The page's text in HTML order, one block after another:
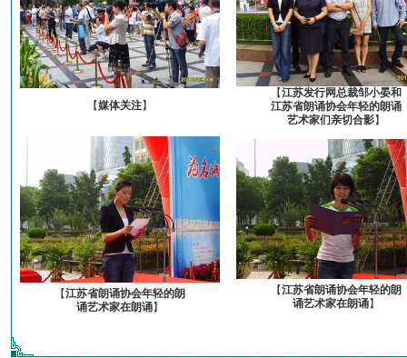
【媒体关注】
【江苏发行网总裁邹小晏和
江苏省朗诵协会年轻的朗诵
艺术家们亲切合影】
【江苏省朗诵协会年轻的朗
诵艺术家在朗诵】
【江苏省朗诵协会年轻的朗
诵艺术家在朗诵】